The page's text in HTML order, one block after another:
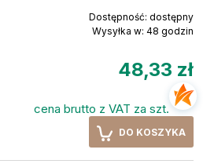
Dostępność: dostępny
Wysyłka w: 48 godzin
48,33 zł
cena brutto z VAT za szt.
DO KOSZYKA